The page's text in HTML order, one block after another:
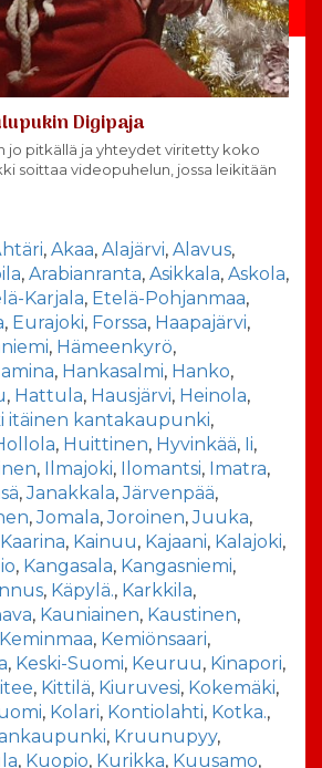
Digipaja
jo pitkällä ja yhteydet viritetty koko
soittaa videopuhelun, jossa leikitään
, Akaa, Alajärvi, Alavus,
, Arabianranta, Asikkala, Askola,
Karjala, Etelä-Pohjanmaa,
, Eurajoki, Forssa, Haapajärvi,
, Hämeenkyrö,
, Hankasalmi, Hanko,
, Hattula, Hausjärvi, Heinola,
itäinen kantakaupunki,
, Huittinen, Hyvinkää, Ii,
, Ilmajoki, Ilomantsi, Imatra,
,Janakkala,Järvenpää,
,Jomala,Joroinen,Juuka,
Kaarina, Kainuu, Kajaani, Kalajoki,
, Kangasala, Kangasniemi,
, Käpylä., Karkkila,
, Kauniainen, Kaustinen,
Keminmaa, Kemiönsaari,
, Keski-Suomi, Keuruu, Kinapori,
, Kittilä, Kiuruvesi, Kokemäki,
, Kolari, Kontiolahti, Kotka.,
, Kruunupyy,
, Kuopio, Kurikka, Kuusamo,